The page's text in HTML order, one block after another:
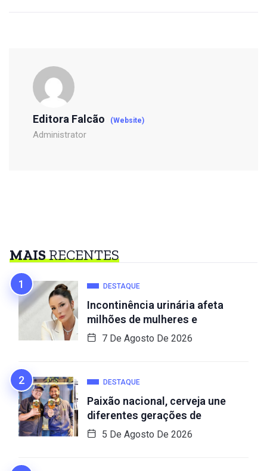
Editora Falcão (Website)
Administrator
MAISRECENTES
DESTAQUE
Incontinência urinária afeta
milhões de mulheres e
7 De Agosto De 2026
DESTAQUE
Paixão nacional, cerveja une
diferentes gerações de
5 De Agosto De 2026